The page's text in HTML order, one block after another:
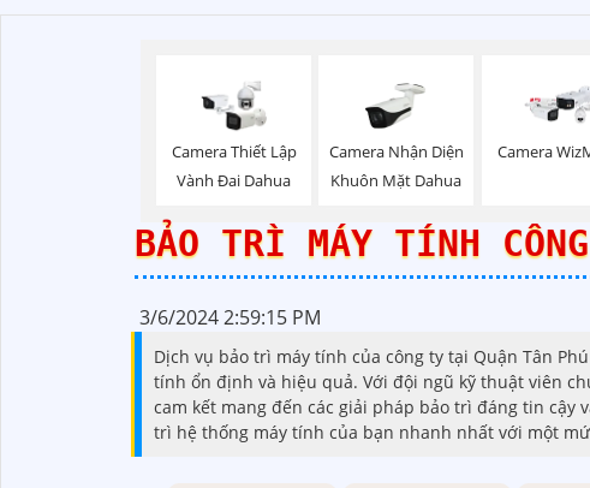
Camera Thiết Lập
Vành Đai Dahua
Camera Nhận Diện
Khuôn Mặt Dahua
Camera
BẢO TRÌ MÁY TÍNH
3/6/2024 2:59:15 PM
Dịch vụ bảo trì máy tính của công ty tại Quận Tân
tính ổn định và hiệu quả. Với đội ngũ kỹ thuật viên
cam kết mang đến các giải pháp bảo trì đáng tin cậy
trì hệ thống máy tính của bạn nhanh nhất với một